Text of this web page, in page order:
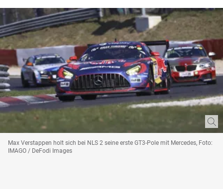
Max Verstappen holt sich bei NLS 2 seine erste GT3-Pole mit Mercedes, Foto:
IMAGO / DeFodi Images